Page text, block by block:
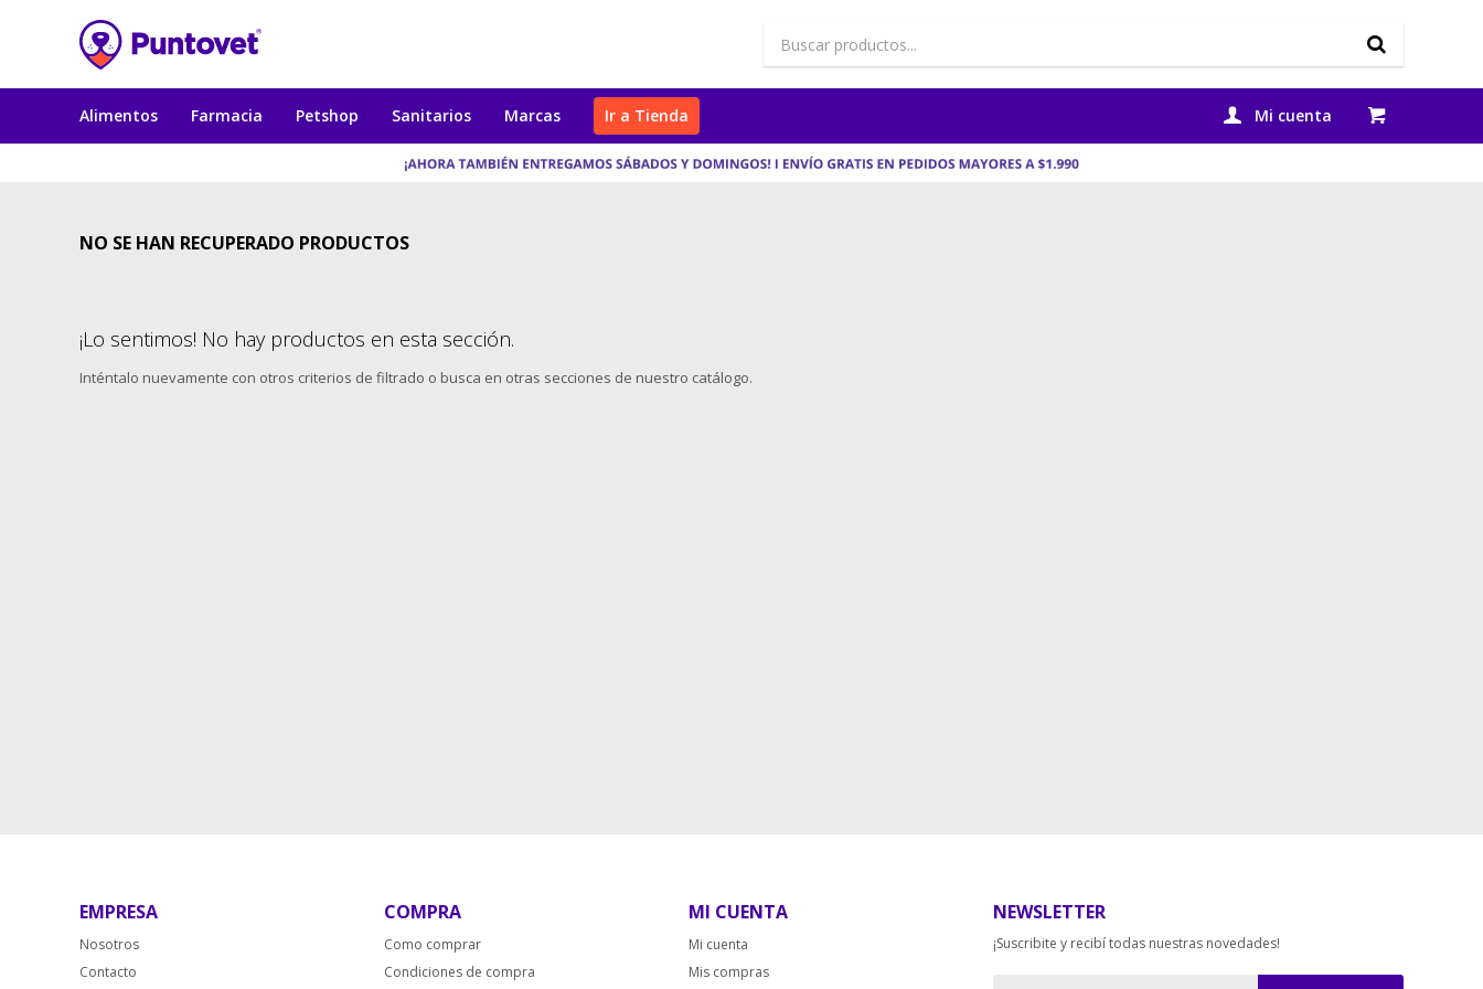
Alimentos Farmacia Petshop Sanitarios Marcas Ir a Tienda
NO SE HAN RECUPERADO PRODUCTOS
¡Lo sentimos! No hay productos en esta sección.
Inténtalo nuevamente con otros criterios de filtrado o busca en otras secciones de nuestro catálogo.
EMPRESA
Nosotros
Contacto
COMPRA
Como comprar
Condiciones de compra
MI CUENTA
Mi cuenta
Mis compras
NEWSLETTER
¡Suscribite y recibí todas nuestras novedades!